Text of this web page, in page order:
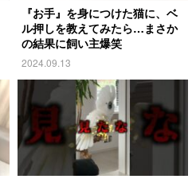
『お手』を身につけた猫に、ベ
ル押しを教えてみたら…まさか
の結果に飼い主爆笑
2024.09.13